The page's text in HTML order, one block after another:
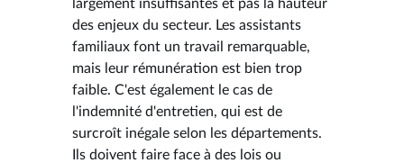
largement insuffisantes et pas la hauteur
des enjeux du secteur. Les assistants
familiaux font un travail remarquable,
mais leur rémunération est bien trop
faible. C'est également le cas de
l'indemnité d'entretien, qui est de
surcroît inégale selon les départements.
Ils doivent faire face à des lois ou